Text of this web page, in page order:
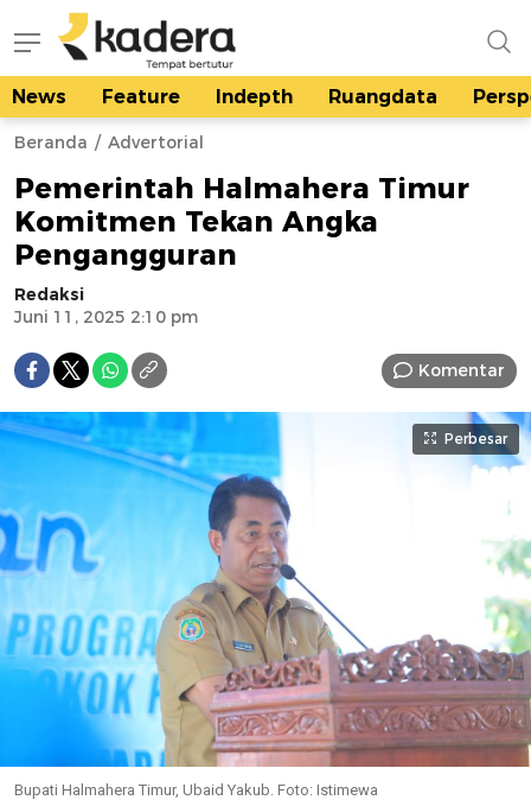
kadera.id
Tempat bertutur
News Feature Indepth Ruangdata
Beranda Advertorial
Pemerintah Halmahera Timur
Komitmen Tekan Angka
Pengangguran
Redaksi
Juni 11, 2025 2:10 pm
Komentar
Perbesar
Bupati Halmahera Timur, Ubaid Yakub. Foto: Istimewa